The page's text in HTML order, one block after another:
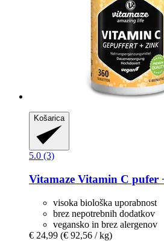
Košarica
5.0 (3)
Vitamaze Vitamin C pufer
visoka biološka uporabnost
brez nepotrebnih dodatkov
vegansko in brez alergenov
€ 24,99 (€ 92,56 / kg)